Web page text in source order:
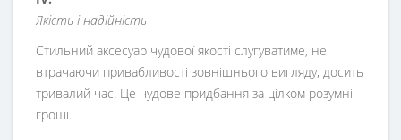
Якість і надійність
Стильний аксесуар чудової якості слугуватиме, не
втрачаючи привабливості зовнішнього вигляду, досить
тривалий час. Це чудове придбання за цілком розумні
гроші.